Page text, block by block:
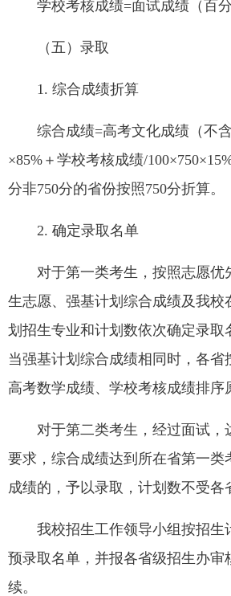
学校考核成绩=面试成绩（百分
（五）录取
1. 综合成绩折算
综合成绩=高考文化成绩（不
×85%＋学校考核成绩/
分非750分的省份按照750分折算。
2. 确定录取名单
对于第一类考生，按照志愿优
生志愿、强基计划综合成绩及我校
划招生专业和计划数依次确定录取
当强基计划综合成绩相同时，各省
高考数学成绩、学校考核成绩排序
对于第二类考生，经过面试，
要求，综合成绩达到所在省第一类
成绩的，予以录取，计划数不受各
我校招生工作领导小组按招生
预录取名单，并报各省级招生办审
续。